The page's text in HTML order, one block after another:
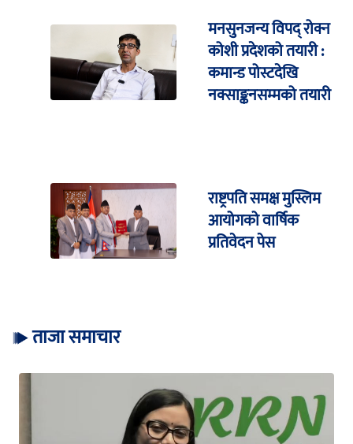
मनसुनजन्य विपद् रोक्न
कोशी प्रदेशको तयारी :
कमान्ड पोस्टदेखि
नक्साङ्कनसम्मको तयारी
राष्ट्रपति समक्ष मुस्लिम
आयोगको वार्षिक
प्रतिवेदन पेस
ताजा समाचार